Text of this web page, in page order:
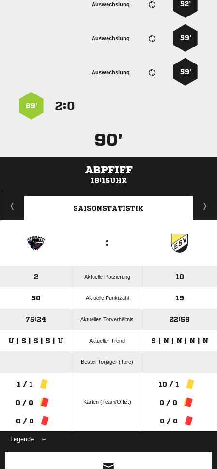
52’
Auswechslung
59’
Auswechslung
59’
Auswechslung
:
69’
90'
ABPFIFF
18:15UHR
ANZEIGE
SAISONSTATISTIK
:
2 Aktuelle Platzierung 10
50 Aktuelle Punktzahl 19
75:24 Aktuelles Torverhältnis 22:58
U | S | S | S | U Aktueller Trend S | N | N | N | N
Bester Torjäger (Tore)
1 / 1
0 / 0
0 / 0
Karten (Team/Offiz.)
10 / 1
0 / 0
0 / 0
Legende
ANZEIGE